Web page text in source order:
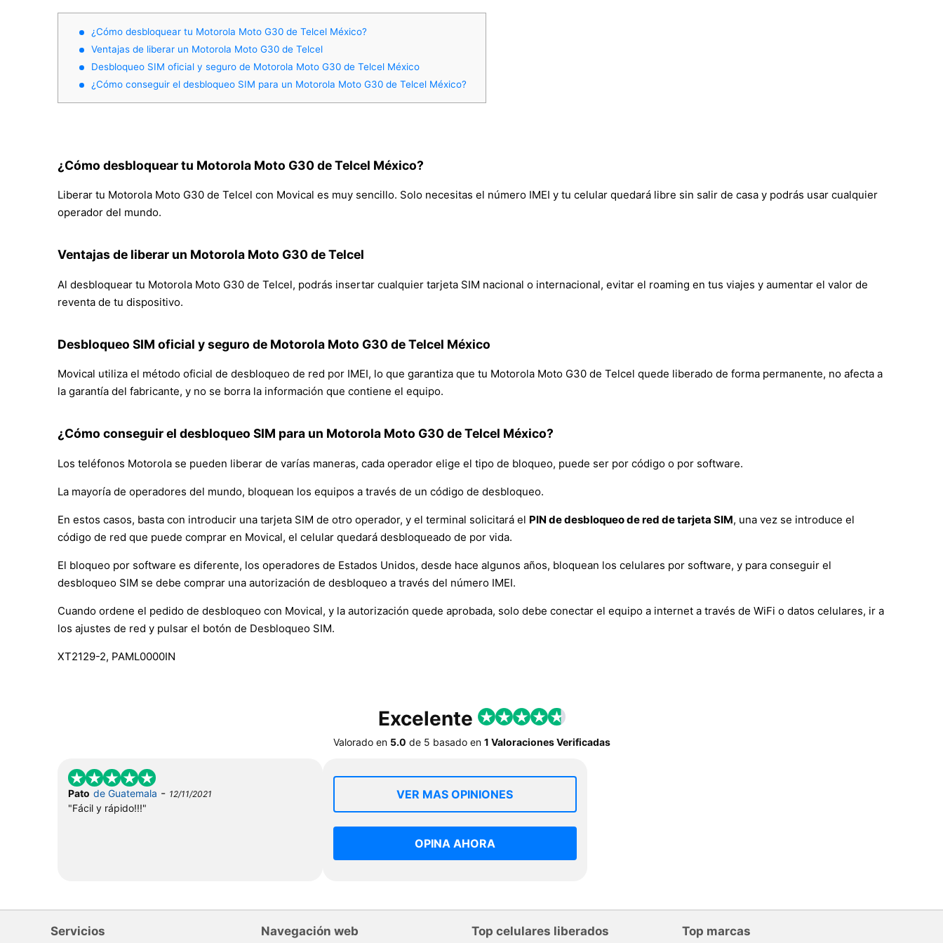
¿Cómo desbloquear tu Motorola Moto G30 de Telcel México?
Ventajas de liberar un Motorola Moto G30 de Telcel
Desbloqueo SIM oficial y seguro de Motorola Moto G30 de Telcel México
¿Cómo conseguir el desbloqueo SIM para un Motorola Moto G30 de Telcel México?
¿Cómo desbloquear tu Motorola Moto G30 de Telcel México?
Liberar tu Motorola Moto G30 de Telcel con Movical es muy sencillo. Solo necesitas el número IMEI y tu celular quedará libre sin salir de casa y podrás usar cualquier
operador del mundo.
Ventajas de liberar un Motorola Moto G30 de Telcel
Al desbloquear tu Motorola Moto G30 de Telcel, podrás insertar cualquier tarjeta SIM nacional o internacional, evitar el roaming en tus viajes y aumentar el valor de
reventa de tu dispositivo.
Desbloqueo SIM oficial y seguro de Motorola Moto G30 de Telcel México
Movical utiliza el método oficial de desbloqueo de red por IMEI, lo que garantiza que tu Motorola Moto G30 de Telcel quede liberado de forma permanente, no afecta a
la garantía del fabricante, y no se borra la información que contiene el equipo.
¿Cómo conseguir el desbloqueo SIM para un Motorola Moto G30 de Telcel México?
Los teléfonos Motorola se pueden liberar de varías maneras, cada operador elige el tipo de bloqueo, puede ser por código o por software.
La mayoría de operadores del mundo, bloquean los equipos a través de un código de desbloqueo.
En estos casos, basta con introducir una tarjeta SIM de otro operador, y el terminal solicitará el PIN de desbloqueo de red de tarjeta SIM, una vez se introduce el
código de red que puede comprar en Movical, el celular quedará desbloqueado de por vida.
El bloqueo por software es diferente, los operadores de Estados Unidos, desde hace algunos años, bloquean los celulares por software, y para conseguir el
desbloqueo SIM se debe comprar una autorización de desbloqueo a través del número IMEI.
Cuando ordene el pedido de desbloqueo con Movical, y la autorización quede aprobada, solo debe conectar el equipo a internet a través de WiFi o datos celulares, ir a
los ajustes de red y pulsar el botón de Desbloqueo SIM.
XT2129-2, PAML0000IN
Excelente
Valorado en 5.0 de 5 basado en 1 Valoraciones Verificadas
Pato de Guatemala - 12/11/2021
"Fácil y rápido!!!"
VER MAS OPINIONES
OPINA AHORA
Servicios Navegación web Top celulares liberados Top marcas